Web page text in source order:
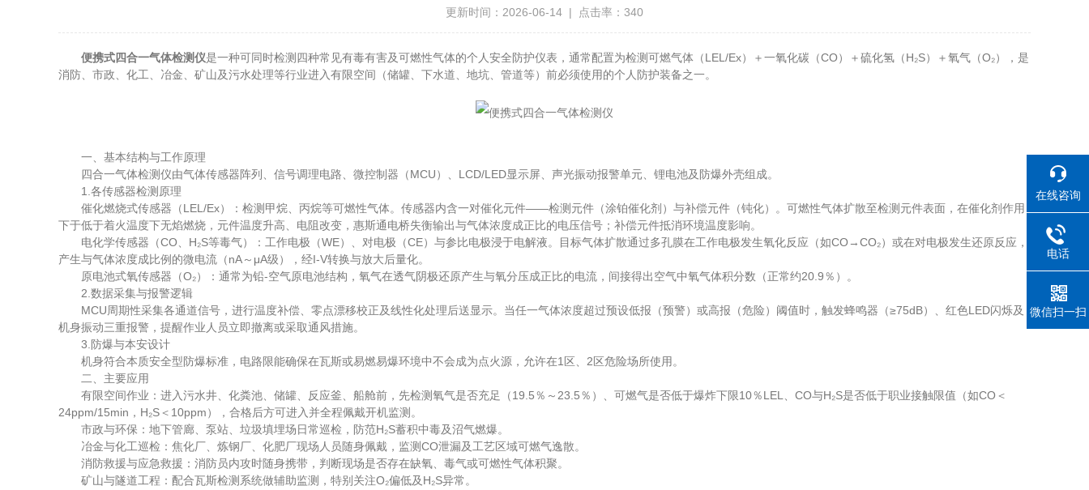
更新时间：2026-06-14 | 点击率：340
便携式四合一气体检测仪是一种可同时检测四种常见有毒有害及可燃性气体的个人安全防护仪表，通常配置为检测可燃气体（LEL/Ex）＋一氧化碳（CO）＋硫化氢（H₂S）＋氧气（O₂），是
消防、市政、化工、冶金、矿山及污水处理等行业进入有限空间（储罐、下水道、地坑、管道等）前必须使用的个人防护装备之一。
一、基本结构与工作原理
四合一气体检测仪由气体传感器阵列、信号调理电路、微控制器（MCU）、LCD/LED显示屏、声光振动报警单元、锂电池及防爆外壳组成。
1.各传感器检测原理​
催化燃烧式传感器（LEL/Ex）：检测甲烷、丙烷等可燃性气体。传感器内含一对催化元件——检测元件（涂铂催化剂）与补偿元件（钝化）。可燃性气体扩散至检测元件表面，在催化剂作用
下于低于着火温度下无焰燃烧，元件温度升高、电阻改变，惠斯通电桥失衡输出与气体浓度成正比的电压信号；补偿元件抵消环境温度影响。
电化学传感器（CO、H₂S等毒气）：工作电极（WE）、对电极（CE）与参比电极浸于电解液。目标气体扩散通过多孔膜在工作电极发生氧化反应（如CO→CO₂）或在对电极发生还原反应，
产生与气体浓度成比例的微电流（nA～μA级），经I-V转换与放大后量化。
原电池式氧传感器（O₂）：通常为铅-空气原电池结构，氧气在透气阴极还原产生与氧分压成正比的电流，间接得出空气中氧气体积分数（正常约20.9％）。
2.数据采集与报警逻辑​
MCU周期性采集各通道信号，进行温度补偿、零点漂移校正及线性化处理后送显示。当任一气体浓度超过预设低报（预警）或高报（危险）阈值时，触发蜂鸣器（≥75dB）、红色LED闪烁及
机身振动三重报警，提醒作业人员立即撤离或采取通风措施。
3.防爆与本安设计​
机身符合本质安全型防爆标准，电路限能确保在瓦斯或易燃易爆环境中不会成为点火源，允许在1区、2区危险场所使用。
二、主要应用
有限空间作业：进入污水井、化粪池、储罐、反应釜、船舱前，先检测氧气是否充足（19.5％～23.5％）、可燃气是否低于爆炸下限10％LEL、CO与H₂S是否低于职业接触限值（如CO＜
24ppm/15min，H₂S＜10ppm），合格后方可进入并全程佩戴开机监测。
市政与环保：地下管廊、泵站、垃圾填埋场日常巡检，防范H₂S蓄积中毒及沼气燃爆。
冶金与化工巡检：焦化厂、炼钢厂、化肥厂现场人员随身佩戴，监测CO泄漏及工艺区域可燃气逸散。
消防救援与应急救援：消防员内攻时随身携带，判断现场是否存在缺氧、毒气或可燃性气体积聚。
矿山与隧道工程：配合瓦斯检测系统做辅助监测，特别关注O₂偏低及H₂S异常。
在线咨询
电话
微信扫一扫